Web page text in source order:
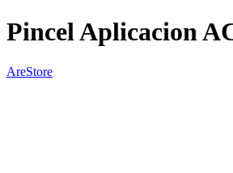
Pincel Aplicacion
AreStore